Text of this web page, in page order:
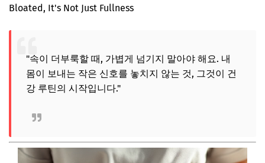
Bloated, It's Not Just Fullness
"속이 더부룩할 때, 가볍게 넘기지 말아야 해요. 내
몸이 보내는 작은 신호를 놓치지 않는 것, 그것이 건
강 루틴의 시작입니다."